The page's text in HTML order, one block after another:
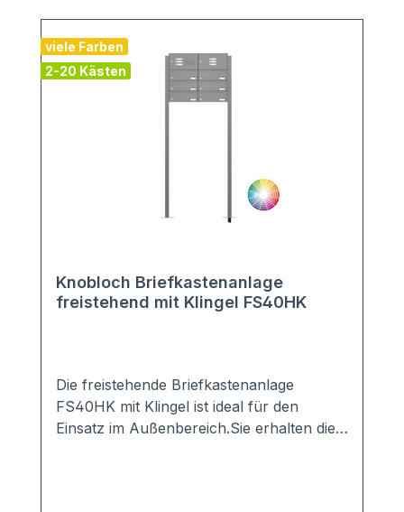
viele Farben
2-20 Kästen
Knobloch Briefkastenanlage
freistehend mit Klingel FS40HK
Die freistehende Briefkastenanlage
FS40HK mit Klingel ist ideal für den
Einsatz im Außenbereich.Sie erhalten die